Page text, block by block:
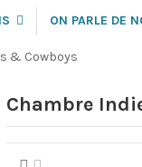
ON PARLE DE
& Cowboys
Chambre